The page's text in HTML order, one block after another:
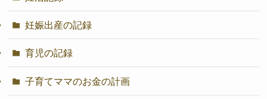
妊娠出産の記録
育児の記録
子育てママのお金の計画